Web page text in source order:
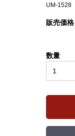
UM-1528
販売価格
数量